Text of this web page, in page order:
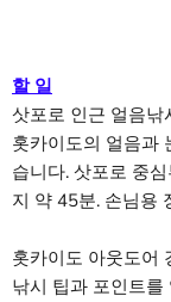
할 일
삿포로 인근 얼음낚
홋카이도의 얼음과
습니다. 삿포로 중
지 약 45분. 손님용
홋카이도 아웃도어
낚시 팁과 포인트